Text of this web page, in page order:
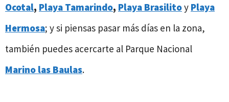
Ocotal, Playa Tamarindo, Playa Brasilitoy Playa
Hermosa; y si piensas pasar más días en la zona,
también puedes acercarte al Parque Nacional
Marino las Baulas.